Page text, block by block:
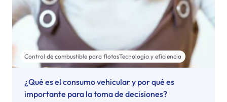
Control de combustible para flotasTecnología y eficiencia
¿Qué es el consumo vehicular y por qué es
importante para la toma de decisiones?